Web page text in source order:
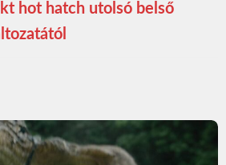
hot hatch utolsó belső